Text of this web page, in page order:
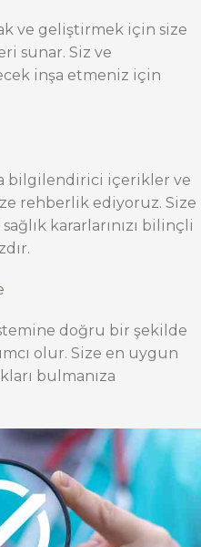
ve geliştirmek için size
sunar. Siz ve
inşa etmeniz için
bilgilendirici içerikler ve
rehberlik ediyoruz. Size
kararlarınızı bilinçli
doğru bir şekilde
olur. Size en uygun
bulmanıza